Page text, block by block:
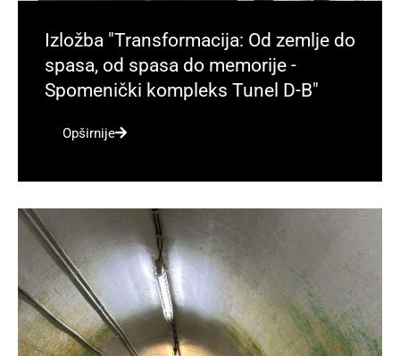
Izložba "Transformacija: Od zemlje do
spasa, od spasa do memorije -
Spomenički kompleks Tunel D-B"
Opširnije